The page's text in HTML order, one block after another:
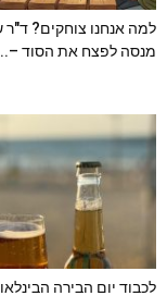
למה אנחנו צוחקים? ד"ר
מנסה לפצח את הסוד
לכבוד יום הבירה